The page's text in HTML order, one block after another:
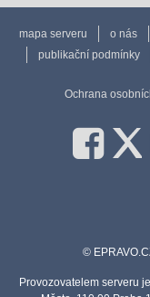
mapa serveru o nás
publikační podmínky
Ochrana
©
Provozovatelem serveru